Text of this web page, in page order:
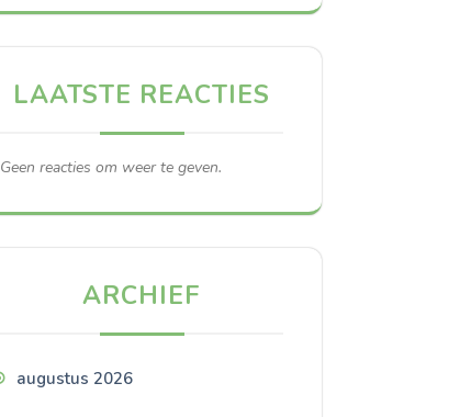
LAATSTE REACTIES
Geen reacties om weer te geven.
ARCHIEF
augustus 2026